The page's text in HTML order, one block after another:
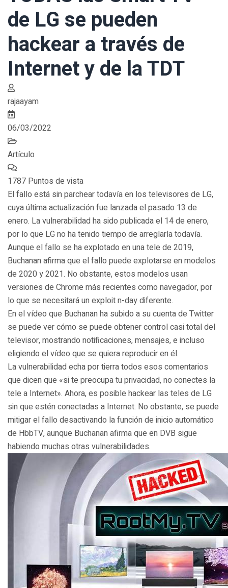
de LG se pueden
hackear a través de
Internet y de la TDT
rajaayam
06/03/2022
Artículo
1787 Puntos de vista
El fallo está sin parchear todavía en los televisores de LG,
cuya última actualización fue lanzada el pasado 13 de
enero. La vulnerabilidad ha sido publicada el 14 de enero,
por lo que LG no ha tenido tiempo de arreglarla todavía.
Aunque el fallo se ha explotado en una tele de 2019,
Buchanan afirma que el fallo puede explotarse en modelos
de 2020 y 2021. No obstante, estos modelos usan
versiones de Chrome más recientes como navegador, por
lo que se necesitará un exploit n-day diferente.
En el vídeo que Buchanan ha subido a su cuenta de Twitter
se puede ver cómo se puede obtener control casi total del
televisor, mostrando notificaciones, mensajes, e incluso
eligiendo el vídeo que se quiera reproducir en él.
La vulnerabilidad echa por tierra todos esos comentarios
que dicen que «si te preocupa tu privacidad, no conectes la
tele a Internet». Ahora, es posible hackear las teles de LG
sin que estén conectadas a Internet. No obstante, se puede
mitigar el fallo desactivando la función de inicio automático
de HbbTV, aunque Buchanan afirma que en DVB sigue
habiendo muchas otras vulnerabilidades.